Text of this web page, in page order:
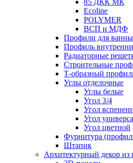
Ecoline
POLYMER
ВСП и МДФ
Профили для
Профиль
Радиаторные
Строительные
Т-образный
Углы отделочные
Углы белые
Угол 3/4
Угол
Угол
Угол цветной
Фурнитура
Штапик
Архитектурный декор из